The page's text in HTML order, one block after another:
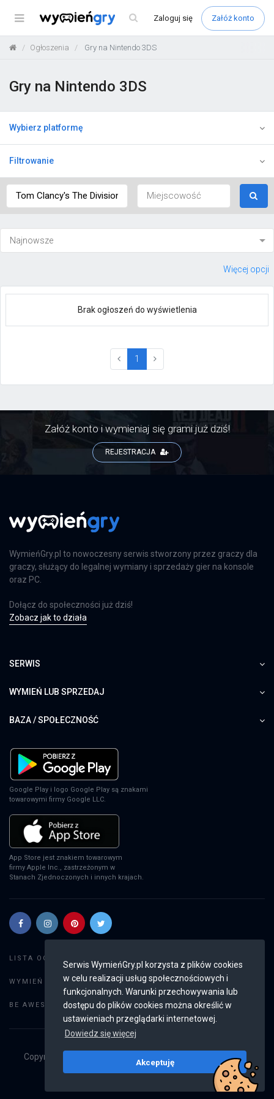
Serwis WymieńGry.pl korzysta z plików cookies
w celu realizacji usług społecznościowych i
funkcjonalnych. Warunki przechowywania lub
dostępu do plików cookies można określić w
ustawieniach przeglądarki internetowej.
Dowiedz się więcej
Akceptuję
Menu Zaloguj się Załóż konto
Ogłoszenia Gry na Nintendo 3DS
Gry na Nintendo 3DS
Wybierz platformę
Filtrowanie
Więcej opcji
Brak ogłoszeń do wyświetlenia
1 (current)
Załóż konto i wymieniaj się grami już dziś!
REJESTRACJA
WymieńGry.pl to nowoczesny serwis stworzony przez graczy dla
graczy, służący do legalnej wymiany i sprzedaży gier na konsole
oraz PC.
Dołącz do społeczności już dziś!
Zobacz jak to działa
SERWIS
WYMIEŃ LUB SPRZEDAJ
BAZA / SPOŁECZNOŚĆ
Google Play i logo Google Play są znakami
towarowymi firmy Google LLC.
App Store jest znakiem towarowym
firmy Apple Inc., zastrzeżonym w
Stanach Zjednoczonych i innych krajach.
LISTA OGŁOSZEŃ:
WYMIEŃ GRY: Dodaj ogłoszenie
BE AWESOME: Weryfikacja konta
Copyright © 2019 - 2026
Wszystkie prawa
v2.8.4